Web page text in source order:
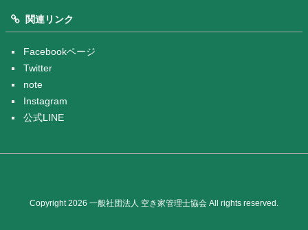
関連リンク
Facebookページ
Twitter
note
Instagram
公式LINE
Copyright 2026 一般社団法人 空き家管理士協会 All rights reserved.